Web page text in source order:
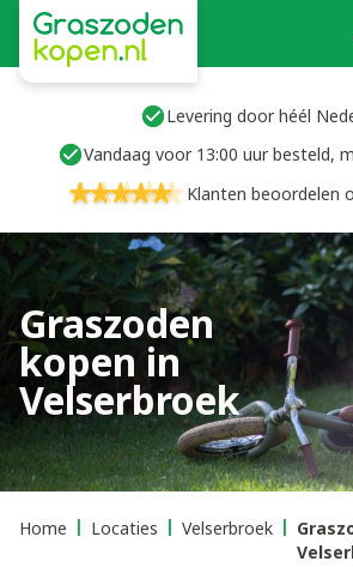
Levering door héél
Vandaag voor 13:00 uur besteld,
Klanten beoordelen
Graszoden
kopen in
Velserbroek
Home Locaties Velserbroek